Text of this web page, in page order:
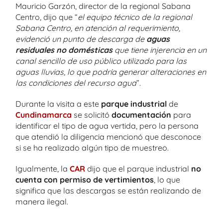
Mauricio Garzón, director de la regional Sabana
Centro, dijo que “el equipo técnico de la regional
Sabana Centro, en atención al requerimiento,
evidenció un punto de descarga de aguas
residuales no domésticasque tiene injerencia en un
canal sencillo de uso público utilizado para las
aguas lluvias, lo que podría generar alteraciones en
las condiciones del recurso agua”.
Durante la visita a este parque industrial de
Cundinamarca se solicitó documentación para
identificar el tipo de agua vertida, pero la persona
que atendió la diligencia mencionó que desconoce
si se ha realizado algún tipo de muestreo.
Igualmente, la CAR dijo que el parque industrial no
cuenta con permiso de vertimientos , lo que
significa que las descargas se están realizando de
manera ilegal.